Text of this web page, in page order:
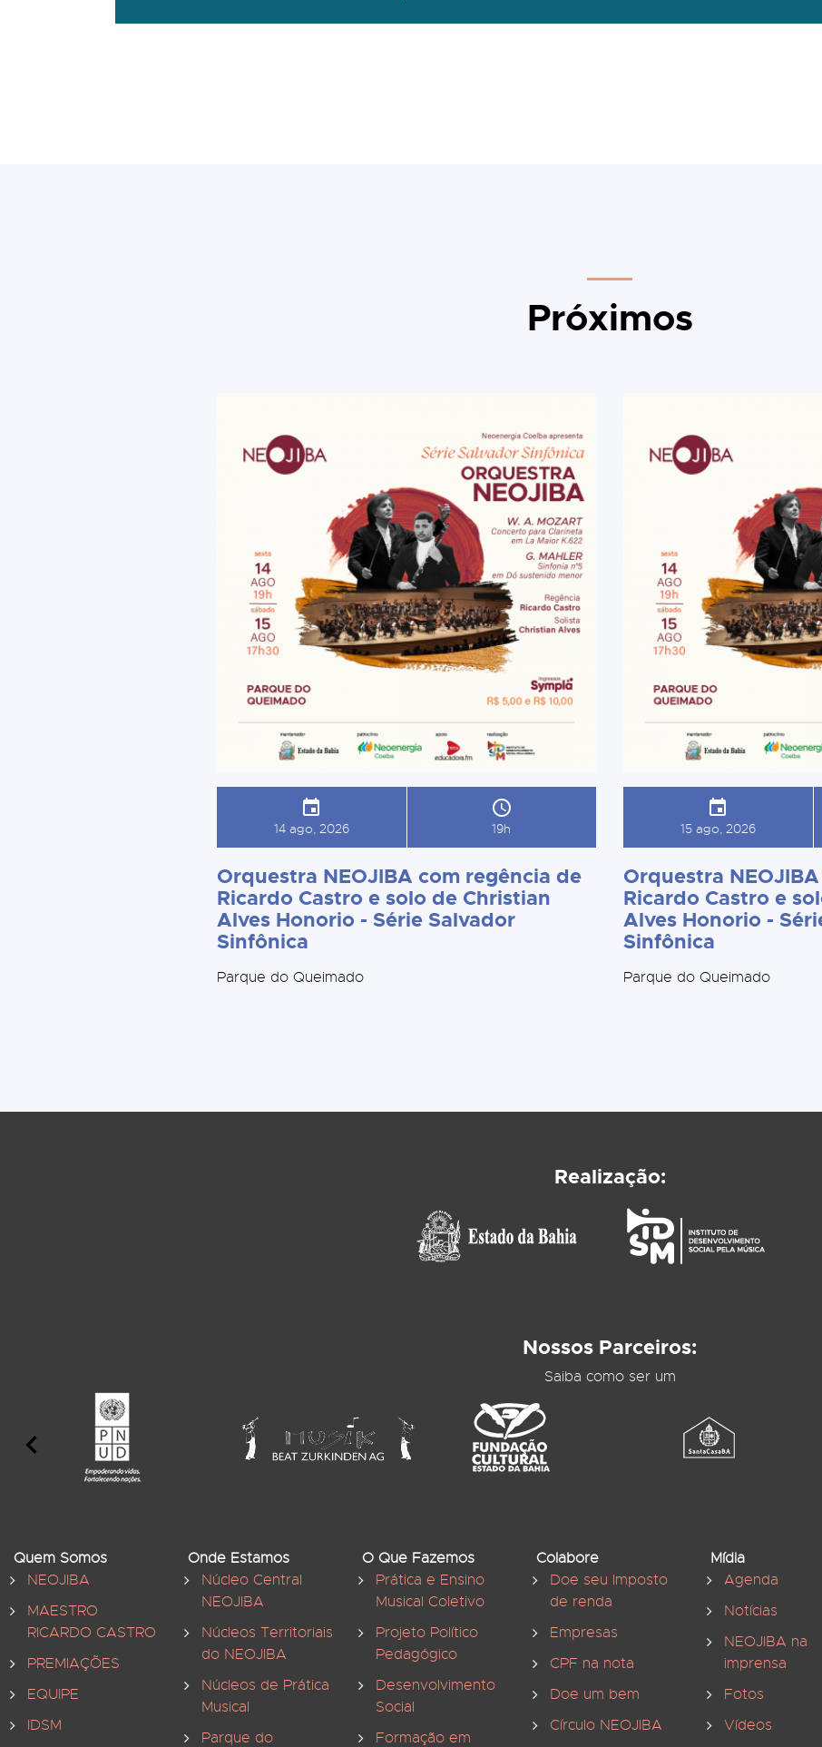
Próximos
14 ago, 2026 19h
Orquestra NEOJIBA com regência de
Ricardo Castro e solo de Christian
Alves Honorio - Série Salvador
Sinfônica
Parque do Queimado
15 ago, 2026
Orquestra
Ricardo Castro e
Alves Honorio -
Sinfônica
Parque do Queimado
Realização:
Nossos Parceiros:
Saiba como ser um
Quem Somos
NEOJIBA
MAESTRO
RICARDO CASTRO
PREMIAÇÕES
EQUIPE
IDSM
Onde Estamos
Núcleo Central
NEOJIBA
Núcleos Territoriais
do NEOJIBA
Núcleos de Prática
Musical
Parque do
O Que Fazemos
Prática e Ensino
Musical Coletivo
Projeto Político
Pedagógico
Desenvolvimento
Social
Formação em
Colabore
Doe seu Imposto
de renda
Empresas
CPF na nota
Doe um bem
Círculo NEOJIBA
Mídia
Agenda
Notícias
NEOJIBA na
imprensa
Fotos
Vídeos